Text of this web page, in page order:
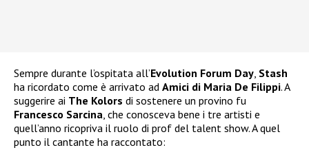
Sempre durante l’ospitata all’Evolution Forum Day Stash
ha ricordato come è arrivato ad Amici di Maria De Filippi. A
suggerire ai The Kolors di sostenere un provino fu
Francesco Sarcina , che conosceva bene i tre artisti e
quell’anno ricopriva il ruolo di prof del talent show. A quel
punto il cantante ha raccontato: